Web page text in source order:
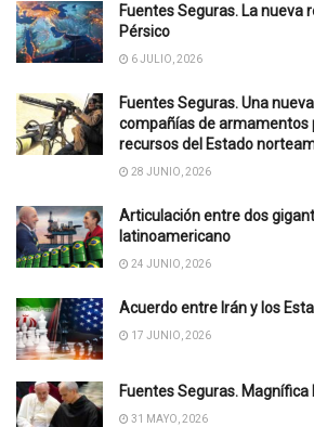
Fuentes Seguras. La nueva
Pérsico
6 JULIO, 2026
Fuentes Seguras. Una
compañías de armamentos
recursos del Estado
28 JUNIO, 2026
Articulación entre dos
latinoamericano
24 JUNIO, 2026
Acuerdo entre Irán y los
17 JUNIO, 2026
Fuentes Seguras.
31 MAYO, 2026